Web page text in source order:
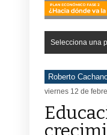
Selecciona una
Roberto
viernes 12 de